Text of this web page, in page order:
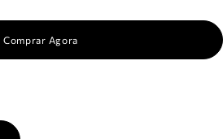
Comprar Agora